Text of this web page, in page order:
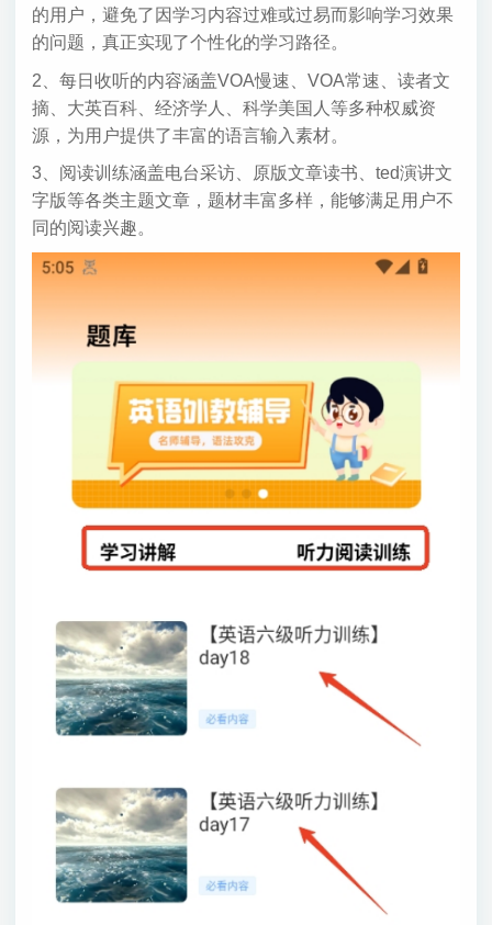
的用户，避免了因学习内容过难或过易而影响学习效果
的问题，真正实现了个性化的学习路径。
2、每日收听的内容涵盖VOA慢速、VOA常速、读者文
摘、大英百科、经济学人、科学美国人等多种权威资
源，为用户提供了丰富的语言输入素材。
3、阅读训练涵盖电台采访、原版文章读书、ted演讲文
字版等各类主题文章，题材丰富多样，能够满足用户不
同的阅读兴趣。